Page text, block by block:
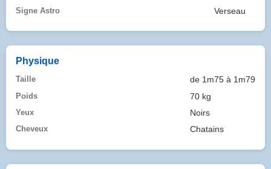
Signe Astro Verseau
Physique
Taille de 1m75 à 1m79
Poids 70 kg
Yeux Noirs
Cheveux Chatains